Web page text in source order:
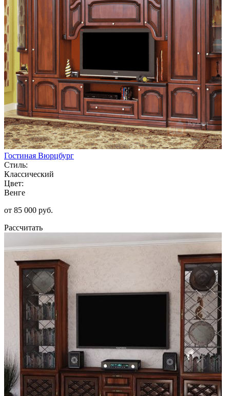
Гостиная Вюрцбург
Стиль:
Классический
Цвет:
Венге
от 85 000 руб.
Рассчитать